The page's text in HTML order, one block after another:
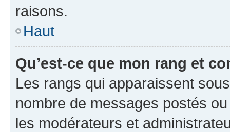
raisons.
Haut
Qu’est-ce que mon rang et
Les rangs qui apparaissent
nombre de messages postés
les modérateurs et